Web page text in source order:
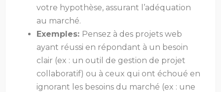
votre hypothèse, assurant l’adéquation
au marché.
Exemples: Pensez à des projets web
ayant réussi en répondant à un besoin
clair (ex : un outil de gestion de projet
collaboratif) ou à ceux qui ont échoué en
ignorant les besoins du marché (ex : une